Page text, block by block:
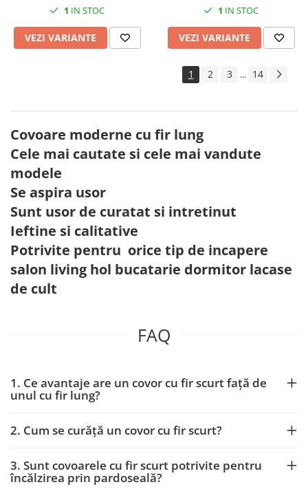
1 IN STOC
VEZI VARIANTE
1 IN STOC
VEZI VARIANTE
1 2 3 ... 14
Covoare moderne cu fir lung
Cele mai cautate si cele mai vandute
modele
Se aspira usor
Sunt usor de curatat si intretinut
Ieftine si calitative
Potrivite pentru orice tip de incapere
salon living hol bucatarie dormitor lacase
de cult
FAQ
1. Ce avantaje are un covor cu fir scurt față de
unul cu fir lung?
2. Cum se curăță un covor cu fir scurt?
3. Sunt covoarele cu fir scurt potrivite pentru
încălzirea prin pardoseală?